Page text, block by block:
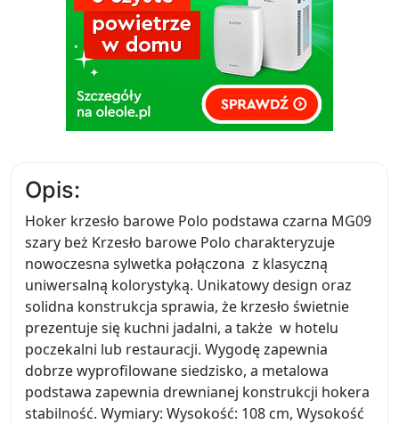
Opis:
Hoker krzesło barowe Polo podstawa czarna MG09
szary beż Krzesło barowe Polo charakteryzuje
nowoczesna sylwetka połączona z klasyczną
uniwersalną kolorystyką. Unikatowy design oraz
solidna konstrukcja sprawia, że krzesło świetnie
prezentuje się kuchni jadalni, a także w hotelu
poczekalni lub restauracji. Wygodę zapewnia
dobrze wyprofilowane siedzisko, a metalowa
podstawa zapewnia drewnianej konstrukcji hokera
stabilność. Wymiary: Wysokość: 108 cm, Wysokość